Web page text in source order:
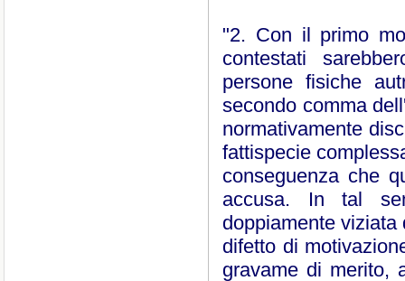
"2. Con il primo
contestati
persone fisiche
secondo comma
normativamente
fattispecie
conseguenza che
accusa. In tal
doppiamente
difetto di
gravame di merito,